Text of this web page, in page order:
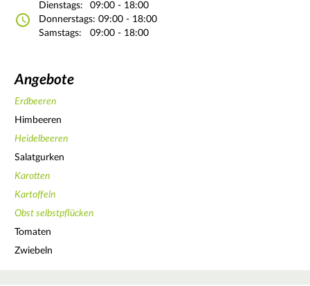
Dienstags:
09:00 - 18:00
Donnerstags: 09:00 - 18:00
Samstags:
09:00 - 18:00
Angebote
Erdbeeren
Himbeeren
Heidelbeeren
Salatgurken
Karotten
Kartoffeln
Obst selbstpflücken
Tomaten
Zwiebeln